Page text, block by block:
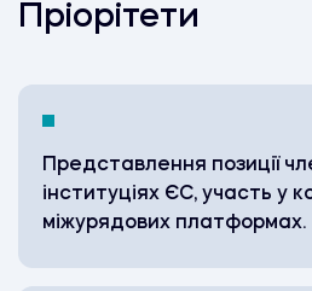
Пріорітети
Представлення позиції
інституціях ЄС, участь у
міжурядових платформах.